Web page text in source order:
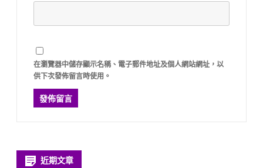
在瀏覽器中儲存顯示名稱、電子郵件地址及個人網站網址，以
供下次發佈留言時使用。
近期文章